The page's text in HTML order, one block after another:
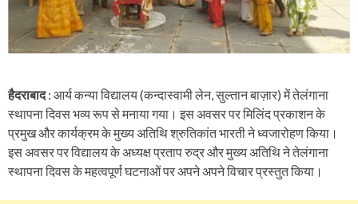
हैदराबाद: आर्य कन्या विद्यालय (कन्दास्वामी लेन, सुल्तान बाज़ार) में तेलंगाना
स्थापना दिवस भव्य रूप से मनाया गया। इस अवसर पर मिलिंद प्रकाशन के
प्रमुख और कार्यक्रम के मुख्य अतिथि श्रुतिकांत भारती ने ध्वजारोहण किया।
इस अवसर पर विद्यालय के अध्यक्ष प्रताप रुद्र और मुख्य अतिथि ने तेलंगाना
स्थापना दिवस के महत्वपूर्ण घटनाओं पर अपने अपने विचार प्रस्तुत किया।